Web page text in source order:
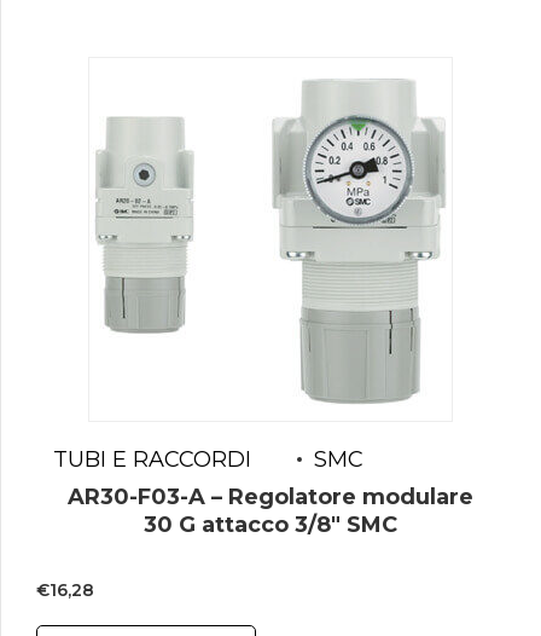
TUBI E RACCORDI
SMC
AR30-F03-A – Regolatore modulare
30 G attacco 3/8″ SMC
€16,28